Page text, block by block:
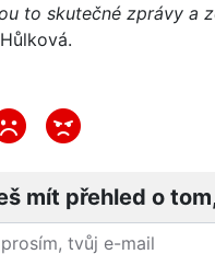
to skutečné zprávy a
mít přehled o